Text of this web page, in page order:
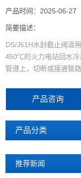
产品时间：2025-06-27
简要描述：
DS/J61H水封截止阀适
450℃的火力电站回水冷
管道上，切断或接通管
产品咨询
产品分类
推荐新闻